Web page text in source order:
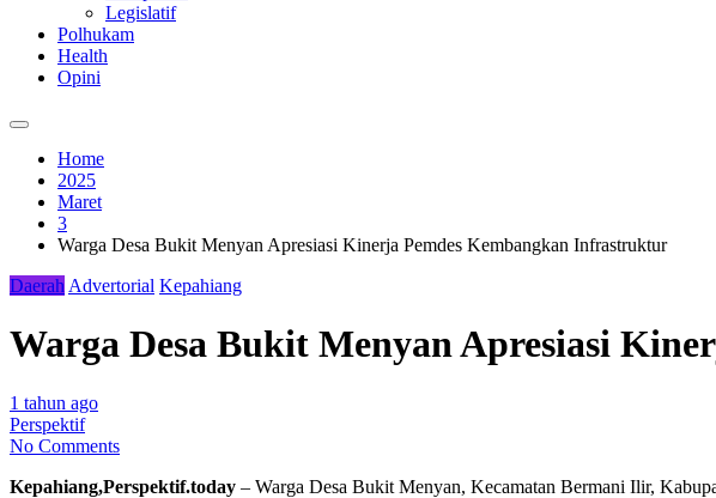
Legislatif
Polhukam
Health
Opini
Home
2025
Maret
3
Warga Desa Bukit Menyan Apresiasi Kinerja Pemdes Kembangkan Infrastruktur
Daerah Advertorial Kepahiang
Warga Desa Bukit Menyan Apresiasi
1 tahun ago
Perspektif
No Comments
Kepahiang,Perspektif.today – Warga Desa Bukit Menyan, Kecamatan Bermani Ilir,